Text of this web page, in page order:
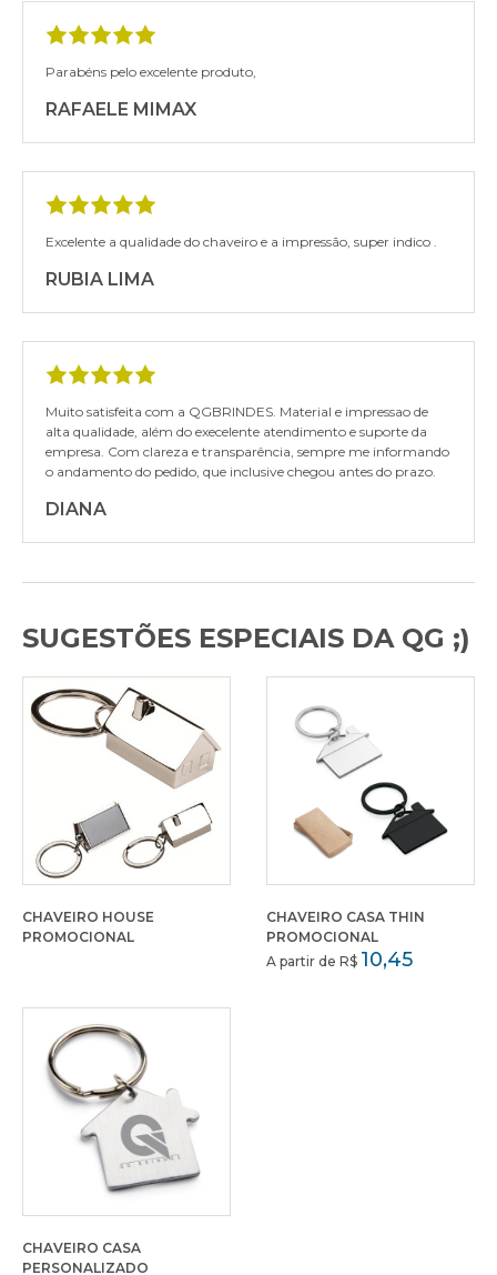
Parabéns pelo excelente produto,
RAFAELE MIMAX
Excelente a qualidade do chaveiro e a impressão, super indico .
RUBIA LIMA
Muito satisfeita com a QGBRINDES. Material e impressao de
alta qualidade, além do execelente atendimento e suporte da
empresa. Com clareza e transparência, sempre me informando
o andamento do pedido, que inclusive chegou antes do prazo.
DIANA
SUGESTÕES ESPECIAIS DA QG ;)
CHAVEIRO HOUSE
PROMOCIONAL
CHAVEIRO CASA THIN
PROMOCIONAL
A partir de R$ 10,45
CHAVEIRO CASA
PERSONALIZADO